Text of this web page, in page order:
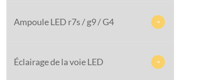
Ampoule LED r7s / g9 / G4 
Éclairage de la voie LED 